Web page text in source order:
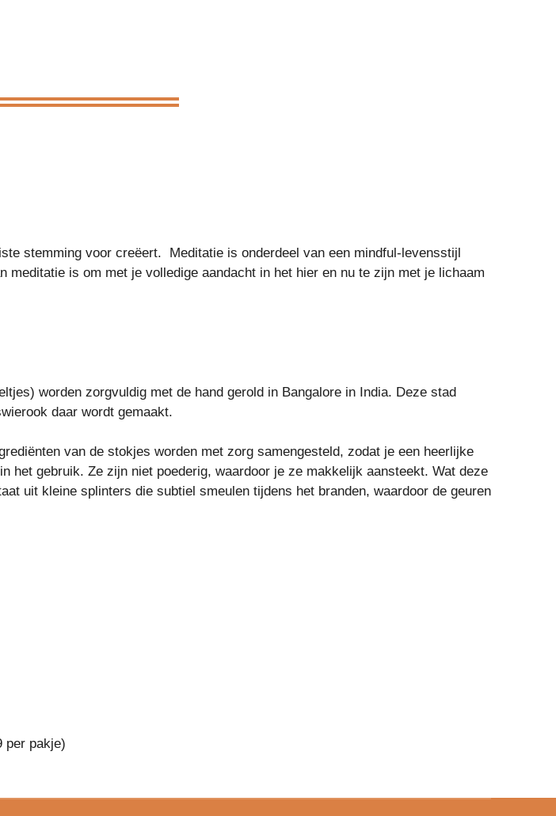
stemming voor creëert. Meditatie is onderdeel van een mindful-levensstijl
is om met je volledige aandacht in het hier en nu te zijn met je lichaam
worden zorgvuldig met de hand gerold in Bangalore in India. Deze stad
daar wordt gemaakt.
van de stokjes worden met zorg samengesteld, zodat je een heerlijke
gebruik. Ze zijn niet poederig, waardoor je ze makkelijk aansteekt. Wat deze
uit kleine splinters die subtiel smeulen tijdens het branden, waardoor de geuren
per pakje)